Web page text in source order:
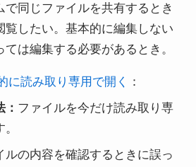
で同じファイルを共有するとき
覧したい。基本的に編集しない
ては編集する必要があるとき。
に読み取り専用で開く
：
ファイルを今だけ読み取り専
ルの内容を確認するときに誤っ